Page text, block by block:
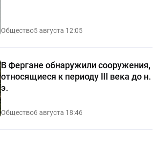
Общество5 августа 12:05
В Фергане обнаружили сооружения,
относящиеся к периоду III века до н.
э.
Общество6 августа 18:46